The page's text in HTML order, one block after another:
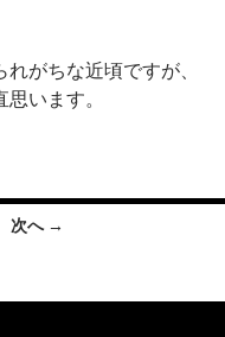
がちな近頃ですが、
います。
次へ →